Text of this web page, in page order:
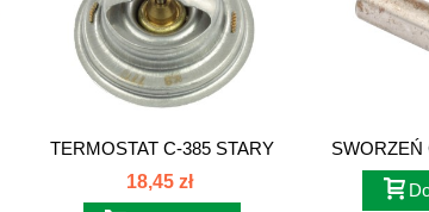
TERMOSTAT C-385 STARY
TYP BLOKU...
18,45 zł
SWORZEŃ